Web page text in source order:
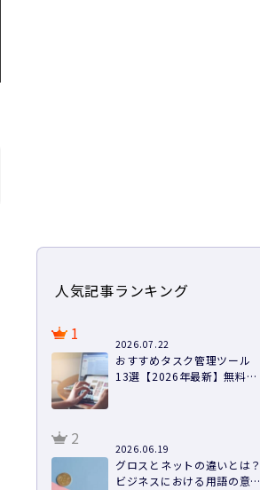
人気記事ランキング
1
2026.07.22
おすすめタスク管理ツール
13選【2026年最新】無料あ
2
2026.06.19
グロスとネットの違いとは？
ビジネスにおける用語の意味